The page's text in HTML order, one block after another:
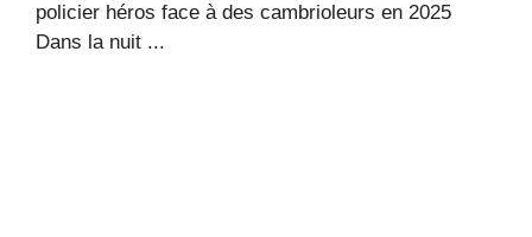
policier héros face à des cambrioleurs en 2025
Dans la nuit ...